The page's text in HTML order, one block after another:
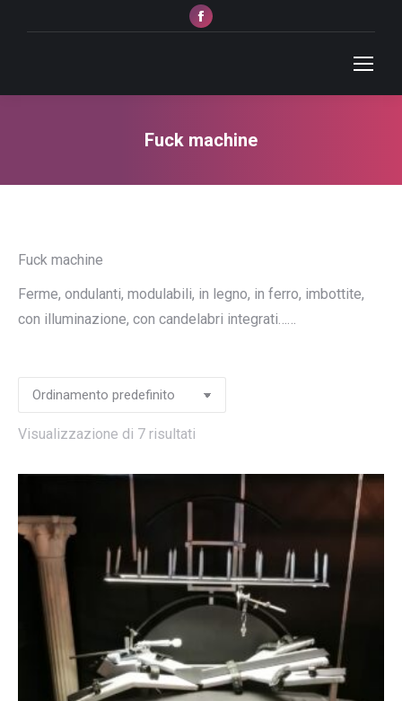
Facebook
page
window
Fuck machine
Fuck machine
Ferme, ondulanti, modulabili, in legno, in ferro, imbottite,
con illuminazione, con candelabri integrati……
Visualizzazione di 7 risultati